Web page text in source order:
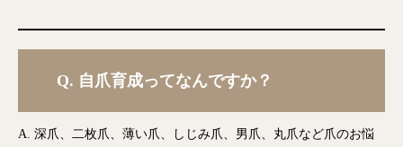
Q. 自爪育成ってなんですか？
A. 深爪、二枚爪、薄い爪、しじみ爪、男爪、丸爪など爪のお悩